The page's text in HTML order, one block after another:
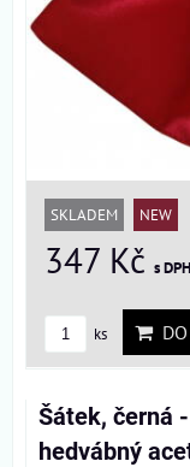
SKLADEM NEW
347 Kč s DPH
ks DO
Šátek, černá
hedvábný